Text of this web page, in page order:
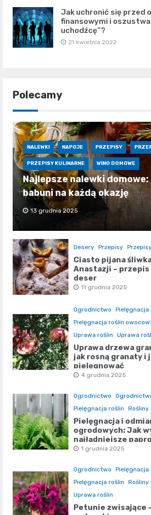
Jak uchronić się przed
finansowymi i
uchodźcę”?
21 kwietnia 2022
Polecamy
NALEWKI NAPOJE PRZEPISY
PRZEPISY KULINARNE WINO DOMOWE
Najlepsze nalewki
babuni na każdą okazję
13 grudnia 2025
Desery Przepisy
Ciasto pijana
Anastazji – przepis
deser
11 grudnia 2025
Ogrodnictwo
Pielęgnacja
Pielęgnacja roślin
Uprawa roślin
Uprawa
Uprawa drzewa
jak rosną granaty i
pielęgnować
4 grudnia 2025
Ogrodnictwo
Pielęgnacja roślin
Pielęgnacja i
ogrodowych: Jak
najładniejsze
1 grudnia 2025
Ogrodnictwo
Pielęgnacja
Pielęgnacja roślin
Rośliny
Uprawa roślin
Petunie zwisające